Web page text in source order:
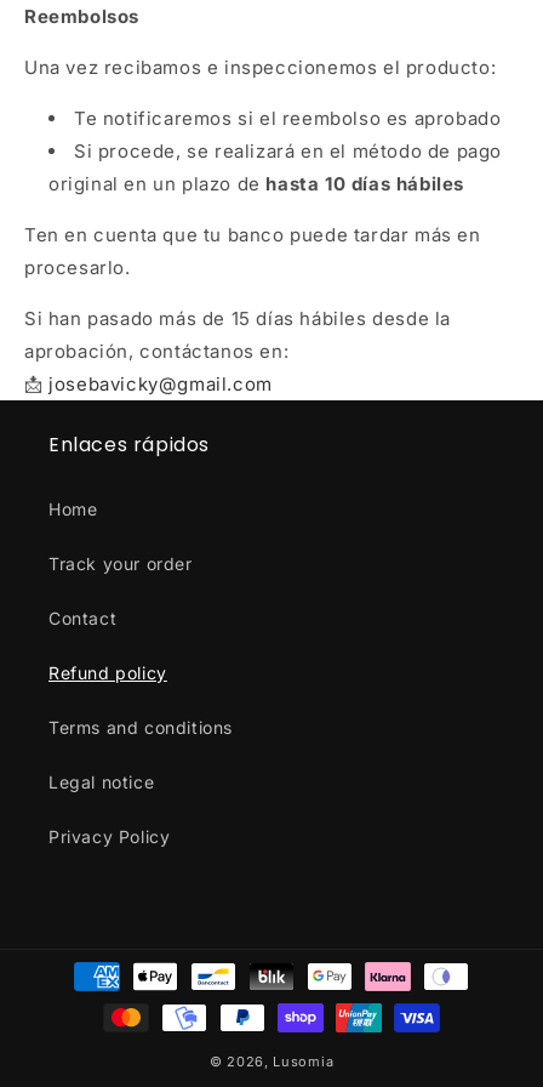
Reembolsos
Una vez recibamos e inspeccionemos el producto:
Te notificaremos si el reembolso es aprobado
Si procede, se realizará en el método de pago
original en un plazo de hasta 10 días hábiles
Ten en cuenta que tu banco puede tardar más en
procesarlo.
Si han pasado más de 15 días hábiles desde la
aprobación, contáctanos en:
📩 josebavicky@gmail.com
Enlaces rápidos
Home
Track your order
Contact
Refund policy
Terms and conditions
Legal notice
Privacy Policy
Payment
methods
© 2026, Lusomia